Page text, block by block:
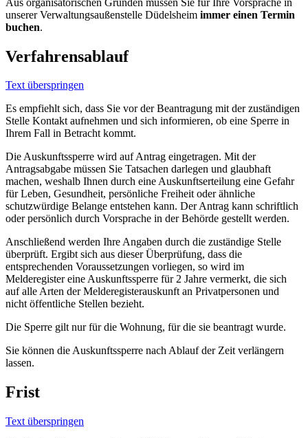
unserer Verwaltungsaußenstelle Düdelsheim immer einen Termin
buchen.
Verfahrensablauf
Text überspringen
Es empfiehlt sich, dass Sie vor der Beantragung mit der zuständigen
Stelle Kontakt aufnehmen und sich informieren, ob eine Sperre in
Ihrem Fall in Betracht kommt.
Die Auskunftssperre wird auf Antrag eingetragen. Mit der
Antragsabgabe müssen Sie Tatsachen darlegen und glaubhaft
machen, weshalb Ihnen durch eine Auskunftserteilung eine Gefahr
für Leben, Gesundheit, persönliche Freiheit oder ähnliche
schutzwürdige Belange entstehen kann. Der Antrag kann schriftlich
oder persönlich durch Vorsprache in der Behörde gestellt werden.
Anschließend werden Ihre Angaben durch die zuständige Stelle
überprüft. Ergibt sich aus dieser Überprüfung, dass die
entsprechenden Voraussetzungen vorliegen, so wird im
Melderegister eine Auskunftssperre für 2 Jahre vermerkt, die sich
auf alle Arten der Melderegisterauskunft an Privatpersonen und
nicht öffentliche Stellen bezieht.
Die Sperre gilt nur für die Wohnung, für die sie beantragt wurde.
Sie können die Auskunftssperre nach Ablauf der Zeit verlängern
lassen.
Frist
Text überspringen